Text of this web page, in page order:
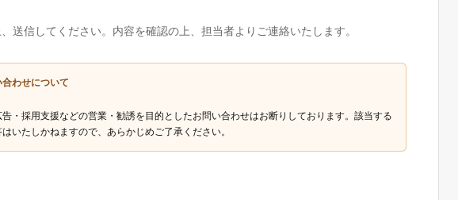
送信してください。内容を確認の上、担当者よりご連絡いたします。
わせについて
・採用支援などの営業・勧誘を目的としたお問い合わせはお断りしております。該当する
いたしかねますので、あらかじめご了承ください。